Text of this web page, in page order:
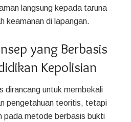
langsung kepada taruna
keamanan di lapangan.
yang Berbasis
Kepolisian
dirancang untuk membekali
pengetahuan teoritis, tetapi
pada metode berbasis bukti